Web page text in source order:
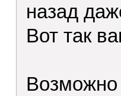
назад
Вот так